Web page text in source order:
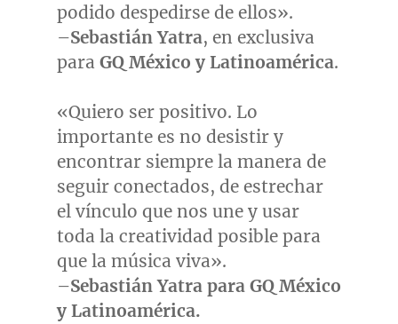
podido despedirse de ellos».
–Sebastián Yatra, en exclusiva
para GQ México y Latinoamérica.
«Quiero ser positivo. Lo
importante es no desistir y
encontrar siempre la manera de
seguir conectados, de estrechar
el vínculo que nos une y usar
toda la creatividad posible para
que la música viva».
–Sebastián Yatra para GQ México
y Latinoamérica.